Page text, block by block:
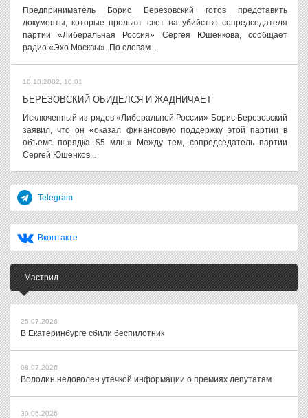
Предприниматель Борис Березовский готов представить
документы, которые прольют свет на убийство сопредседателя
партии «Либеральная Россия» Сергея Юшенкова, сообщает
радио «Эхо Москвы». По словам...
10.10.2002, 10:01
БЕРЕЗОВСКИЙ ОБИДЕЛСЯ И ЖАДНИЧАЕТ
Исключенный из рядов «Либеральной России» Борис Березовский
заявил, что он «оказал финансовую поддержку этой партии в
объеме порядка $5 млн.» Между тем, сопредседатель партии
Сергей Юшенков...
Telegram
Вконтакте
Мастрид
25.07.2026
В Екатеринбурге сбили беспилотник
08.07.2026
Володин недоволен утечкой информации о премиях депутатам
30.06.2026